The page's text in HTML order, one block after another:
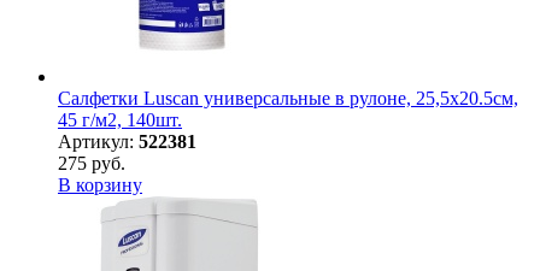
Салфетки Luscan универсальные в рулоне, 25,5х20.5см,
45 г/м2, 140шт.
Артикул: 522381
275 руб.
В корзину